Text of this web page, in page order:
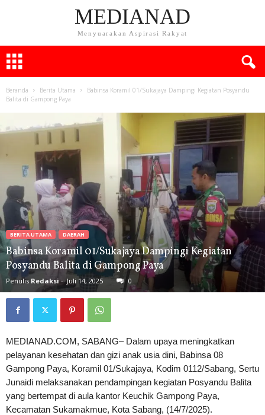
MEDIANAD
Menyuarakan Aspirasi Rakyat
Beranda Berita Utama
Babinsa Koramil 01/Sukajaya Dampingi Kegiatan Posyandu
Balita di Gampong Paya
BERITA UTAMA DAERAH
Babinsa Koramil 01/Sukajaya Dampingi Kegiatan
Posyandu Balita di Gampong Paya
Penulis Redaksi- Juli 14, 2025 0
MEDIANAD.COM, SABANG– Dalam upaya meningkatkan
pelayanan kesehatan dan gizi anak usia dini, Babinsa 08
Gampong Paya, Koramil 01/Sukajaya, Kodim 0112/Sabang, Sertu
Junaidi melaksanakan pendampingan kegiatan Posyandu Balita
yang bertempat di aula kantor Keuchik Gampong Paya,
Kecamatan Sukamakmue, Kota Sabang, (14/7/2025).